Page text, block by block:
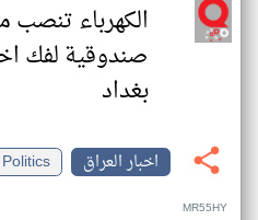
الكهرباء
صندوقية لفك
بغداد
اخبار العراق
Politics
MR55HY